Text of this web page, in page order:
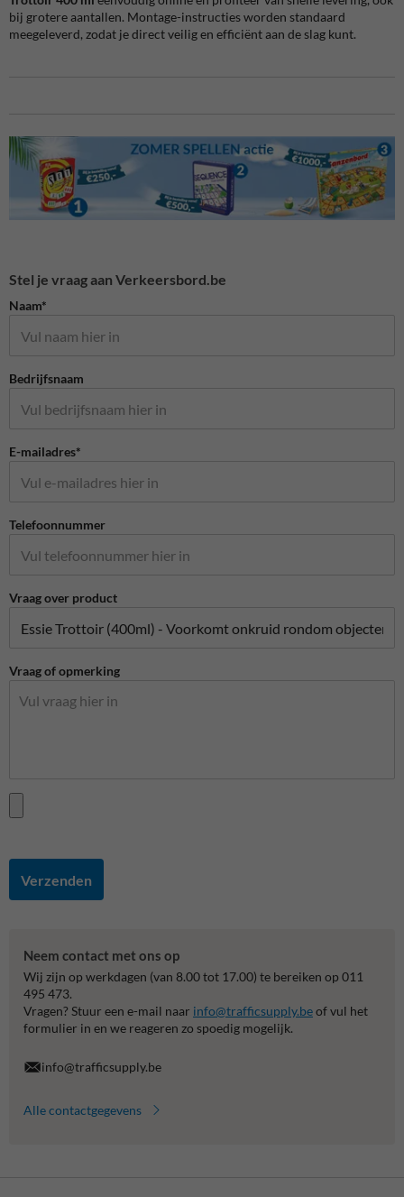
bij grotere aantallen. Montage-instructies worden standaard
meegeleverd, zodat je direct veilig en efficiënt aan de slag kunt.
Stel je vraag aan Verkeersbord.be
Naam*
Bedrijfsnaam
E-mailadres*
Telefoonnummer
Vraag over product
Vraag of opmerking
Verzenden
Neem contact met ons op
Wij zijn op werkdagen (van 8.00 tot 17.00) te bereiken op 011
495 473.
Vragen? Stuur een e-mail naar info@trafficsupply.beof vul het
formulier in en we reageren zo spoedig mogelijk.
info@trafficsupply.be
Alle contactgegevens